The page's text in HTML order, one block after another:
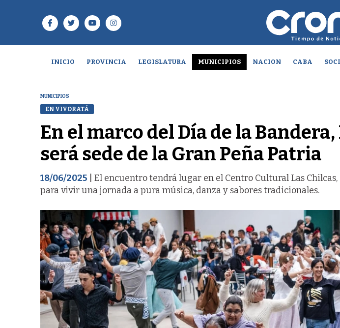
INICIO PROVINCIA LEGISLATURA MUNICIPIOS NACION CABA
MUNICIPIOS
EN VIVORATÁ
En el marco del Día de la
será sede de la Gran Peña Patria
18/06/2025 | El encuentro tendrá lugar en el Centro Cultural Las
para vivir una jornada a pura música, danza y sabores tradicionales.